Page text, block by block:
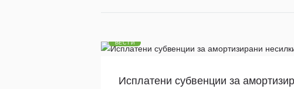
ВЕСТИ
Исплатени субвенции за